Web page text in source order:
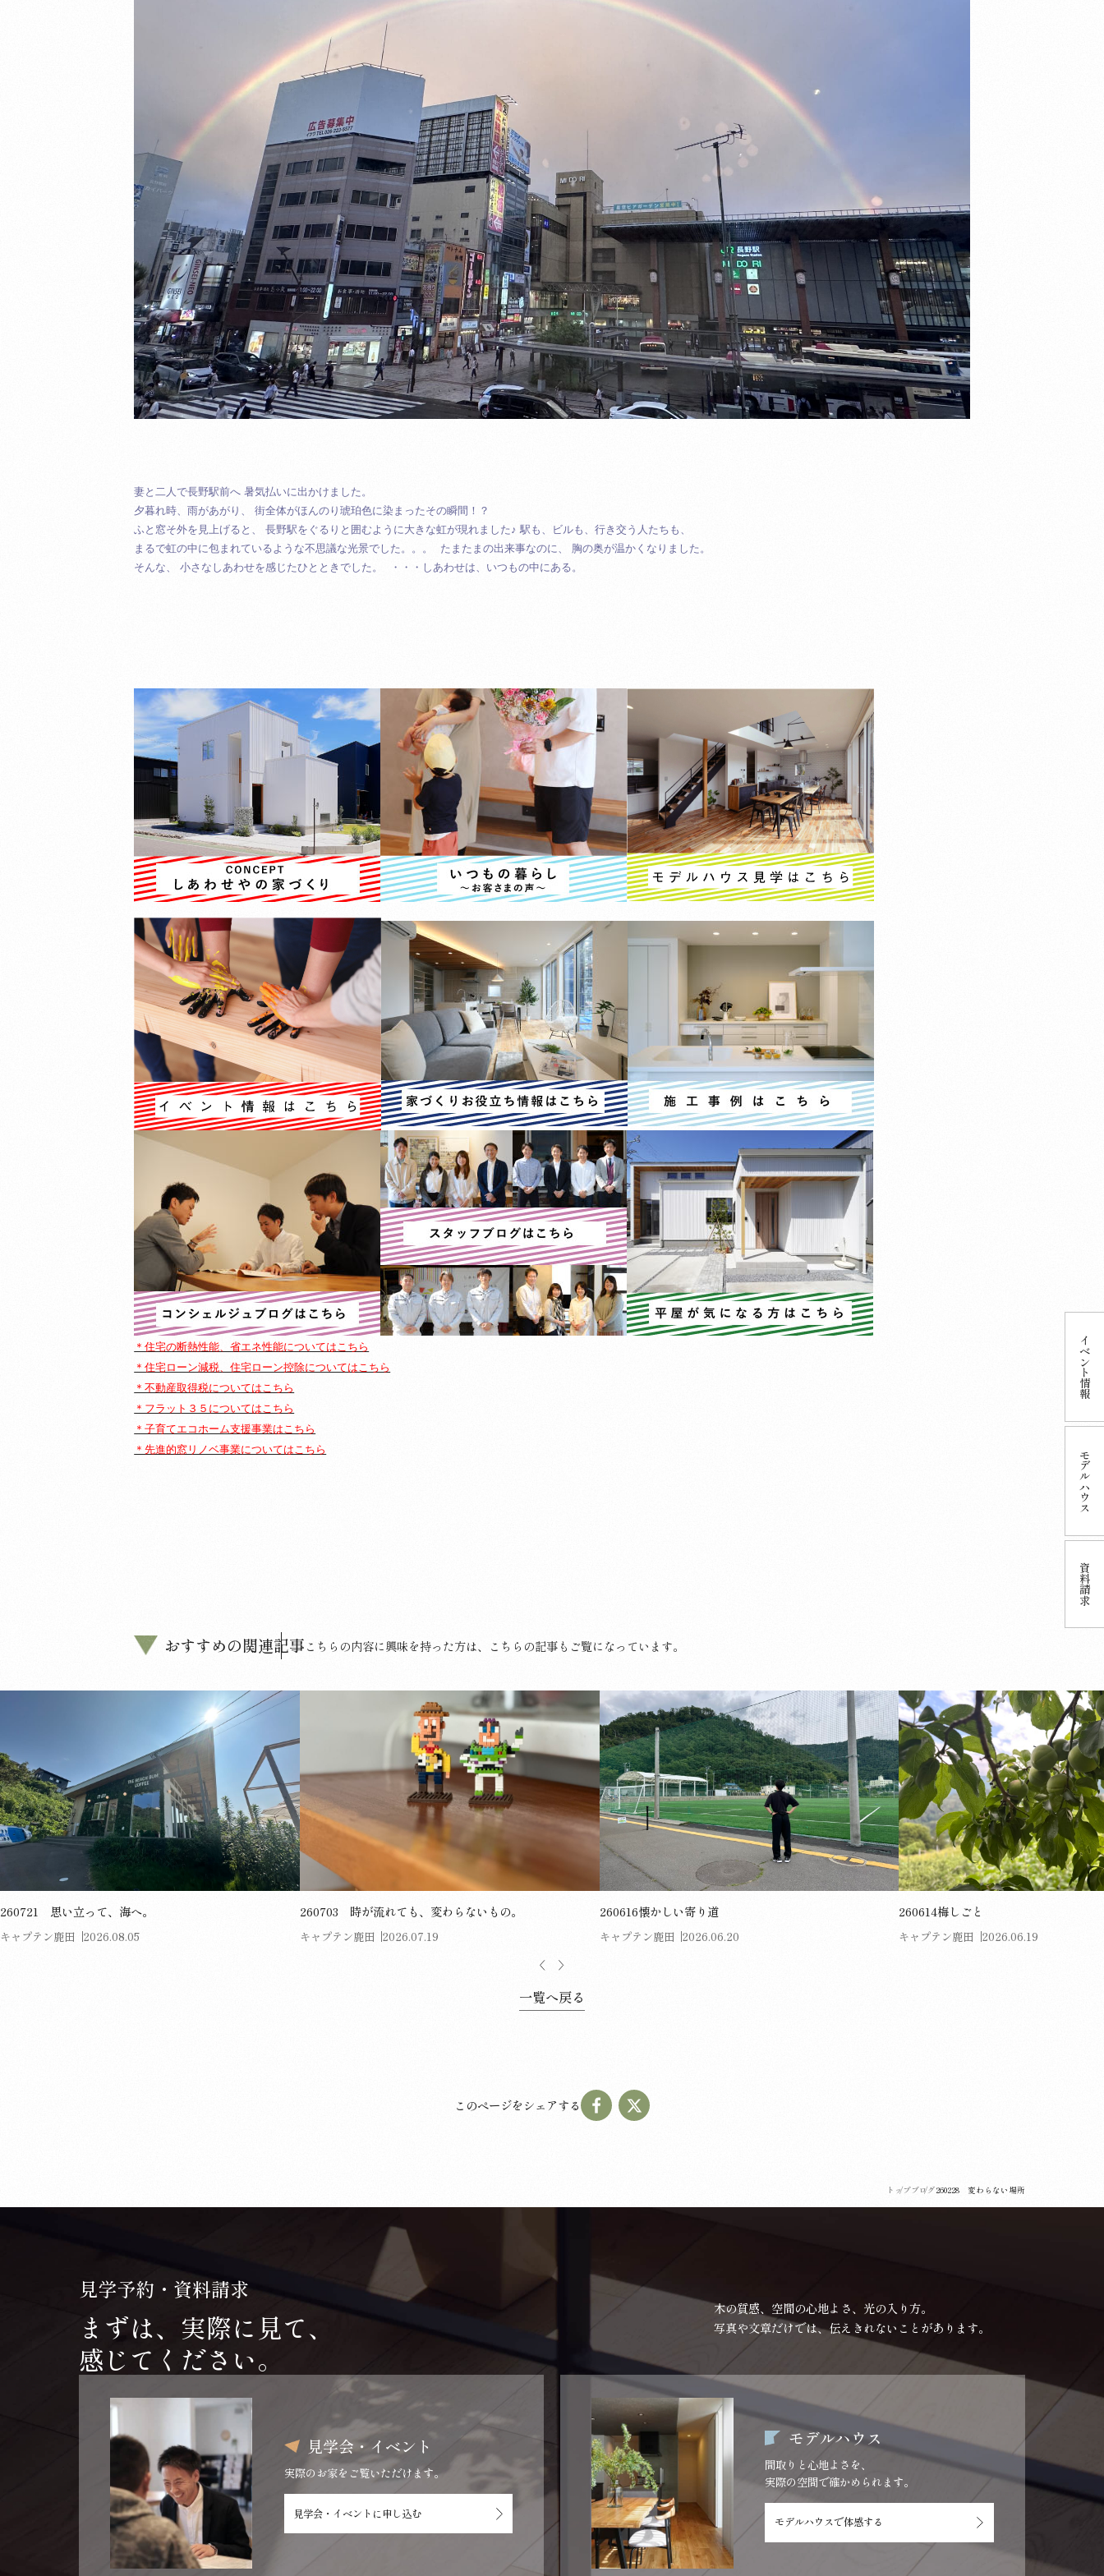
イベント
情報
モデル
ハウス
資料
請求
妻と二人で長野駅前へ 暑気払いに出かけました。
夕暮れ時、雨があがり、 街全体がほんのり琥珀色に染まったその瞬間！？
ふと窓そ外を見上げると、 長野駅をぐるりと囲むように大きな虹が現れました♪駅も、ビルも、行き交う人たちも、
まるで虹の中に包まれているような不思議な光景でした。。。
たまたまの出来事なのに、 胸の奥が温かくなりました。
そんな、 小さなしあわせを感じたひとときでした。
・・・しあわせは、いつもの中にある。
＊住宅の断熱性能、省エネ性能についてはこちら
＊住宅ローン減税、住宅ローン控除についてはこちら
＊不動産取得税についてはこちら
＊フラット３５についてはこちら
＊子育てエコホーム支援事業はこちら
＊先進的窓リノベ事業についてはこちら
おすすめの関連記事こちらの内容に興味を持った方は、 こちらの記事もご覧になっています。
260721 思い立って、海へ。
キャプテン鹿田 2026.08.05
260703 時が流れても、変わらないもの。
キャプテン鹿田 2026.07.19
260616懐かしい寄り道
キャプテン鹿田 2026.06.20
260614梅しごと
キャプテン鹿田 2026.06.19
一覧へ戻る
このページをシェアする
トップブログ260228 変わらない場所
見学予約・資料請求
まずは、実際に見て、
感じてください。
木の質感、空間の心地よさ、光の入り方。
写真や文章だけでは、伝えきれないことがあります。
見学会・イベント
実際のお家をご覧いただけます。
見学会・イベントに申し込む
モデルハウス
間取りと心地よさを、
実際の空間で確かめられます。
モデルハウスで体感する